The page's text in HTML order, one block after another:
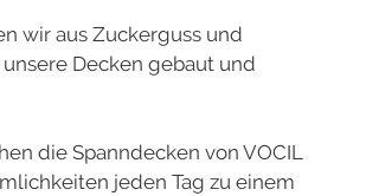
wir aus Zuckerguss und
Decken gebaut und
die Spanndecken von VOCIL
jeden Tag zu einem